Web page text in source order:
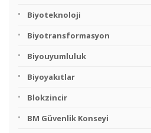
Biyoteknoloji
Biyotransformasyon
Biyouyumluluk
Biyoyakıtlar
Blokzincir
BM Güvenlik Konseyi